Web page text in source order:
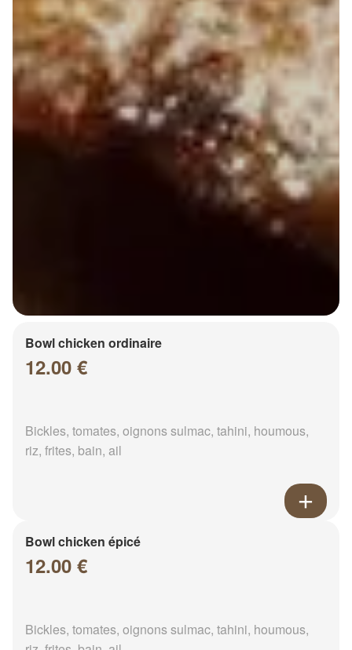
Bowl chicken ordinaire
12.00 €
Bickles, tomates, oignons sulmac, tahini, houmous,
riz, frites, bain, ail
Bowl chicken épicé
12.00 €
Bickles, tomates, oignons sulmac, tahini, houmous,